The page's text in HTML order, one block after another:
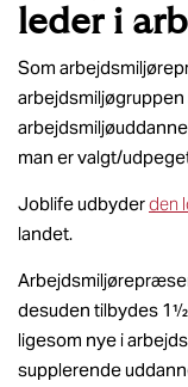
leder i
Som
man er valgt/
Joblife udbyderden
landet.
desuden tilbydes
ligesom nye i
supplerende